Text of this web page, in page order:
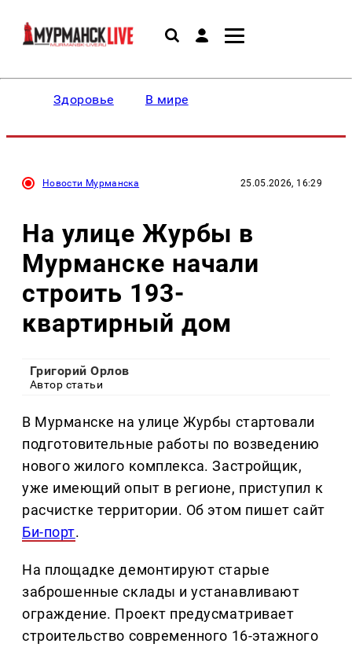
Здоровье В мире
Новости Мурманска 25.05.2026, 16:29
На улице Журбы в
Мурманске начали
строить 193-
квартирный дом
Григорий Орлов
Автор статьи
В Мурманске на улице Журбы стартовали
подготовительные работы по возведению
нового жилого комплекса. Застройщик,
уже имеющий опыт в регионе, приступил к
расчистке территории. Об этом пишет сайт
Би-порт.
На площадке демонтируют старые
заброшенные склады и устанавливают
ограждение. Проект предусматривает
строительство современного 16-этажного